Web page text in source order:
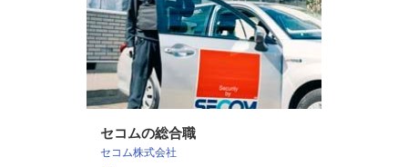
セコムの総合職
セコム株式会社